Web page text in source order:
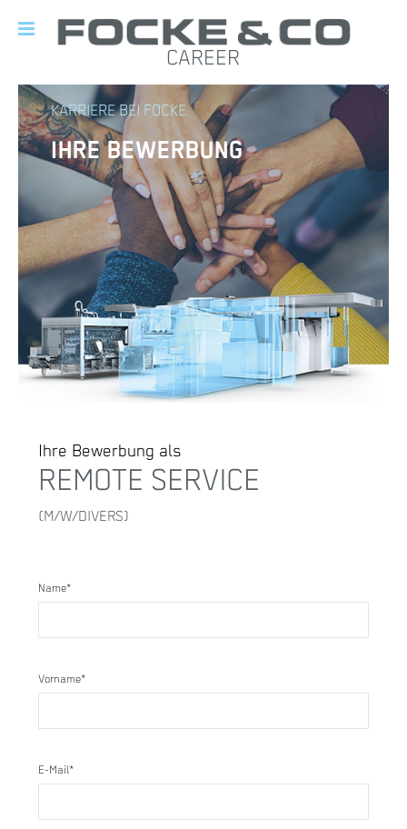
CAREER
IHRE BEWERBUNG
KARRIERE BEI FOCKE
Ihre Bewerbung als
Name*
Vorname*
E-Mail*